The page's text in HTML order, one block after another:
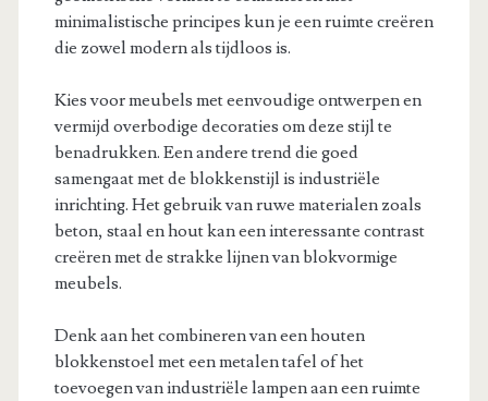
minimalistische principes kun je een ruimte creëren
die zowel modern als tijdloos is.
Kies voor meubels met eenvoudige ontwerpen en
vermijd overbodige decoraties om deze stijl te
benadrukken. Een andere trend die goed
samengaat met de blokkenstijl is industriële
inrichting. Het gebruik van ruwe materialen zoals
beton, staal en hout kan een interessante contrast
creëren met de strakke lijnen van blokvormige
meubels.
Denk aan het combineren van een houten
blokkenstoel met een metalen tafel of het
toevoegen van industriële lampen aan een ruimte